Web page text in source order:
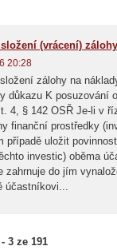
složení (vrácení)
20:28
zálohy na
důkazu K posuzování
4, § 142 OSŘ Je-li v
finanční prostředky
případě uložit
investic) oběma
zahrnuje do jím
účastníkovi...
3 ze 191